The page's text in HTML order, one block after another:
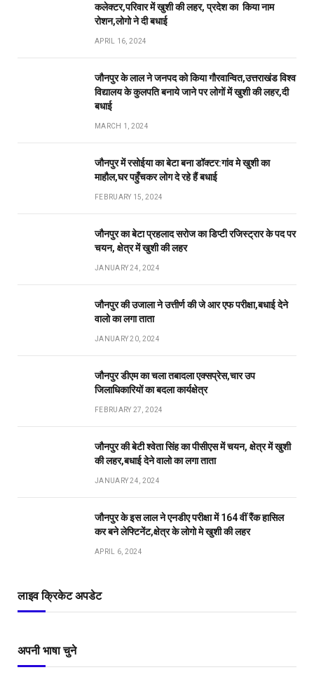
कलेक्टर,परिवार में खुशी की लहर, प्रदेश का किया नाम
रोशन,लोगो ने दी बधाई
APRIL 16, 2024
जौनपुर के लाल ने जनपद को किया गौरवान्वित,उत्तराखंड विश्व
विद्यालय के कुलपति बनाये जाने पर लोगों में खुशी की लहर,दी
बधाई
MARCH 1, 2024
जौनपुर में रसोईया का बेटा बना डॉक्टर:गांव मे खुशी का
माहौल,घर पहुँचकर लोग दे रहे हैं बधाई
FEBRUARY 15, 2024
जौनपुर का बेटा प्रहलाद सरोज का डिप्टी रजिस्ट्रार के पद पर
चयन, क्षेत्र में खुशी की लहर
JANUARY 24, 2024
जौनपुर की उजाला ने उत्तीर्ण की जे आर एफ परीक्षा,बधाई देने
वालो का लगा ताता
JANUARY 20, 2024
जौनपुर डीएम का चला तबादला एक्सप्रेस,चार उप
जिलाधिकारियों का बदला कार्यक्षेत्र
FEBRUARY 27, 2024
जौनपुर की बेटी श्वेता सिंह का पीसीएस में चयन, क्षेत्र में खुशी
की लहर,बधाई देने वालो का लगा ताता
JANUARY 24, 2024
जौनपुर के इस लाल ने एनडीए परीक्षा में 164 वीं रैंक हासिल
कर बने लेफ्टिनेंट,क्षेत्र के लोगो मे खुशी की लहर
APRIL 6, 2024
लाइव क्रिकेट अपडेट
अपनी भाषा चुने